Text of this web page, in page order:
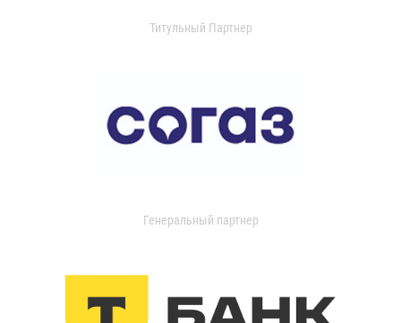
Титульный Партнер
Генеральный партнер